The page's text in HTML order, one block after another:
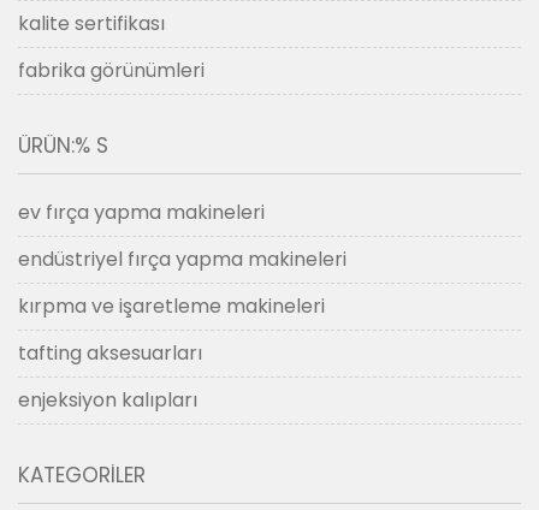
kalite sertifikası
fabrika görünümleri
ÜRÜN:% S
ev fırça yapma makineleri
endüstriyel fırça yapma makineleri
kırpma ve işaretleme makineleri
tafting aksesuarları
enjeksiyon kalıpları
KATEGORILER